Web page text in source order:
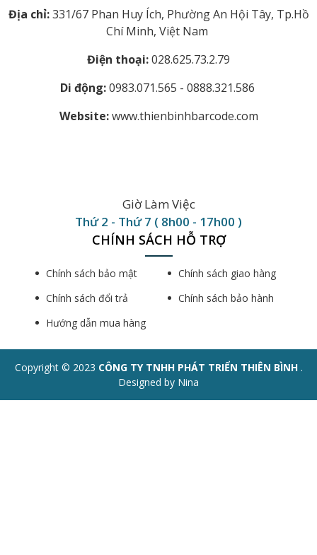
Địa chỉ:331/67 Phan Huy Ích, Phường An Hội Tây, Tp.Hồ
Chí Minh, Việt Nam
Điện thoại:028.625.73.2.79
Di động:0983.071.565 - 0888.321.586
Website:www.thienbinhbarcode.com
Giờ Làm Việc
Thứ 2 - Thứ 7 ( 8h00 - 17h00 )
CHÍNH SÁCH HỖ TRỢ
Chính sách bảo mật
Chính sách giao hàng
Chính sách đổi trả
Chính sách bảo hành
Hướng dẫn mua hàng
Copyright © 2023 CÔNG TY TNHH PHÁT TRIỂN THIÊN BÌNH .
Designed by Nina